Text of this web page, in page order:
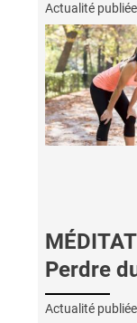
Actualité
Perdre
Actualité